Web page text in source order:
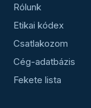
Rólunk
Etikai kódex
Csatlakozom
Cég-adatbázis
Fekete lista